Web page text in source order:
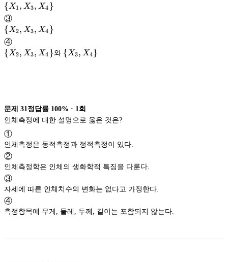
\left\{ X_{1},
X_{3},
X_{4}\right\}
{X1 , X3, X4 }
③
\left\{ X_{2},
X_{3},
X_{4}\right\}
{X2, X3, X4 }
④
\left\{ X_{2},
{X2, X3, X4 }와 \left\{ X_{3},
{X3, X4}
문제 31 정답률 100% · 1 회
인체측정에 대한 설명으로 옳은 것은?
①
인체측정은 동적측정과 정적측정이 있다.
②
인체측정학은 인체의 생화학적 특징을 다룬다.
③
자세에 따른 인체치수의 변화는 없다고 가정한다.
④
측정항목에 무게, 둘레, 두께, 길이는 포함되지 않는다.